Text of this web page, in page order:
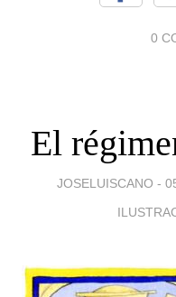
0
El
JOSELUISCANO -